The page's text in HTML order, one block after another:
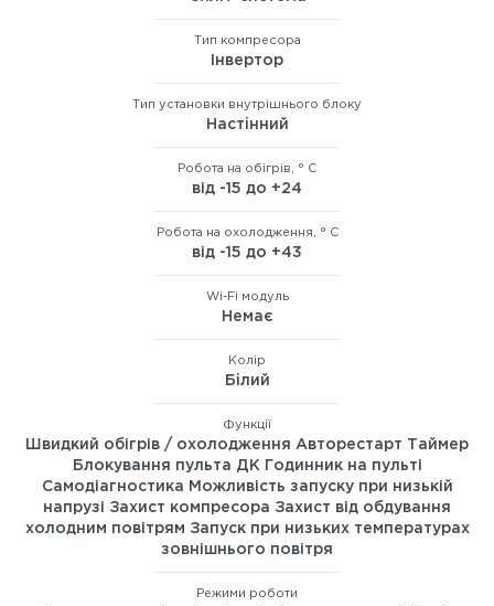
Тип компресора
Інвертор
Тип установки внутрішнього блоку
Настiнний
Робота на обігрів, ° C
від -15 до +24
Робота на охолодження, ° C
від -15 до +43
Wi-Fi модуль
Немає
Колір
Бiлий
Функції
Швидкий обігрів / охолодження Авторестарт Таймер
Блокування пульта ДК Годинник на пульті
Самодіагностика Можливість запуску при низькій
напрузі Захист компресора Захист від обдування
холодним повітрям Запуск при низьких температурах
зовнішнього повітря
Режими роботи